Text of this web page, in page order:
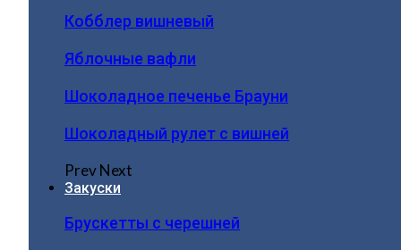
Кобблер вишневый
Яблочные вафли
Шоколадное печенье Брауни
Шоколадный рулет с вишней
PrevNext
Закуски
Брускетты с черешней